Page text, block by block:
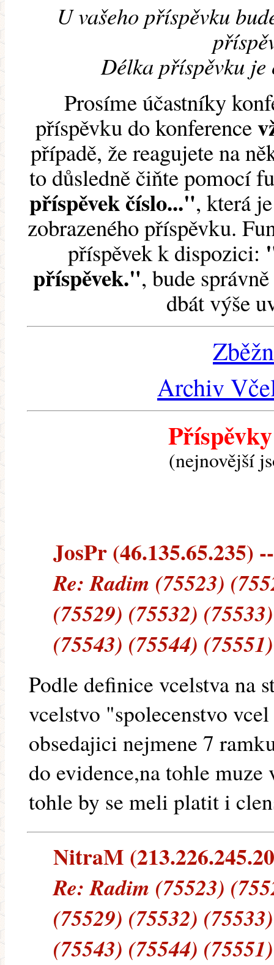
U vašeho příspěvku
Délka příspěvku je
Prosíme účastníky
příspěvku do konference
případě, že reagujete na
to důsledně čiňte pomocí
příspěvek číslo...", která
zobrazeného příspěvku.
příspěvek k dispozici:
příspěvek.", bude
dbát výše
Archiv
(nejnovější
JosPr (46.135.65.235)
Re: Radim (75523)
(75529) (75532)
(75543) (75544)
Podle definice vcelstva na
vcelstvo "spolecenstvo
obsedajici nejmene 7
do evidence,na tohle muze
tohle by se meli platit i
NitraM
Re: Radim (75523)
(75529) (75532)
(75543) (75544)